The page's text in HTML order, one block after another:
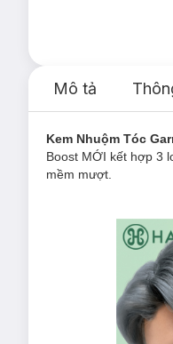
Mô tả
Kem Nhuộm Tóc
Boost MỚI kết hợp 3
mềm mượt.